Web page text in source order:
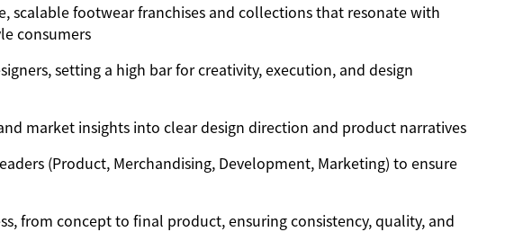
scalable footwear franchises and collections that resonate with
consumers
setting a high bar for creativity, execution, and design
market insights into clear design direction and product narratives
(Product, Merchandising, Development, Marketing) to ensure
from concept to final product, ensuring consistency, quality, and